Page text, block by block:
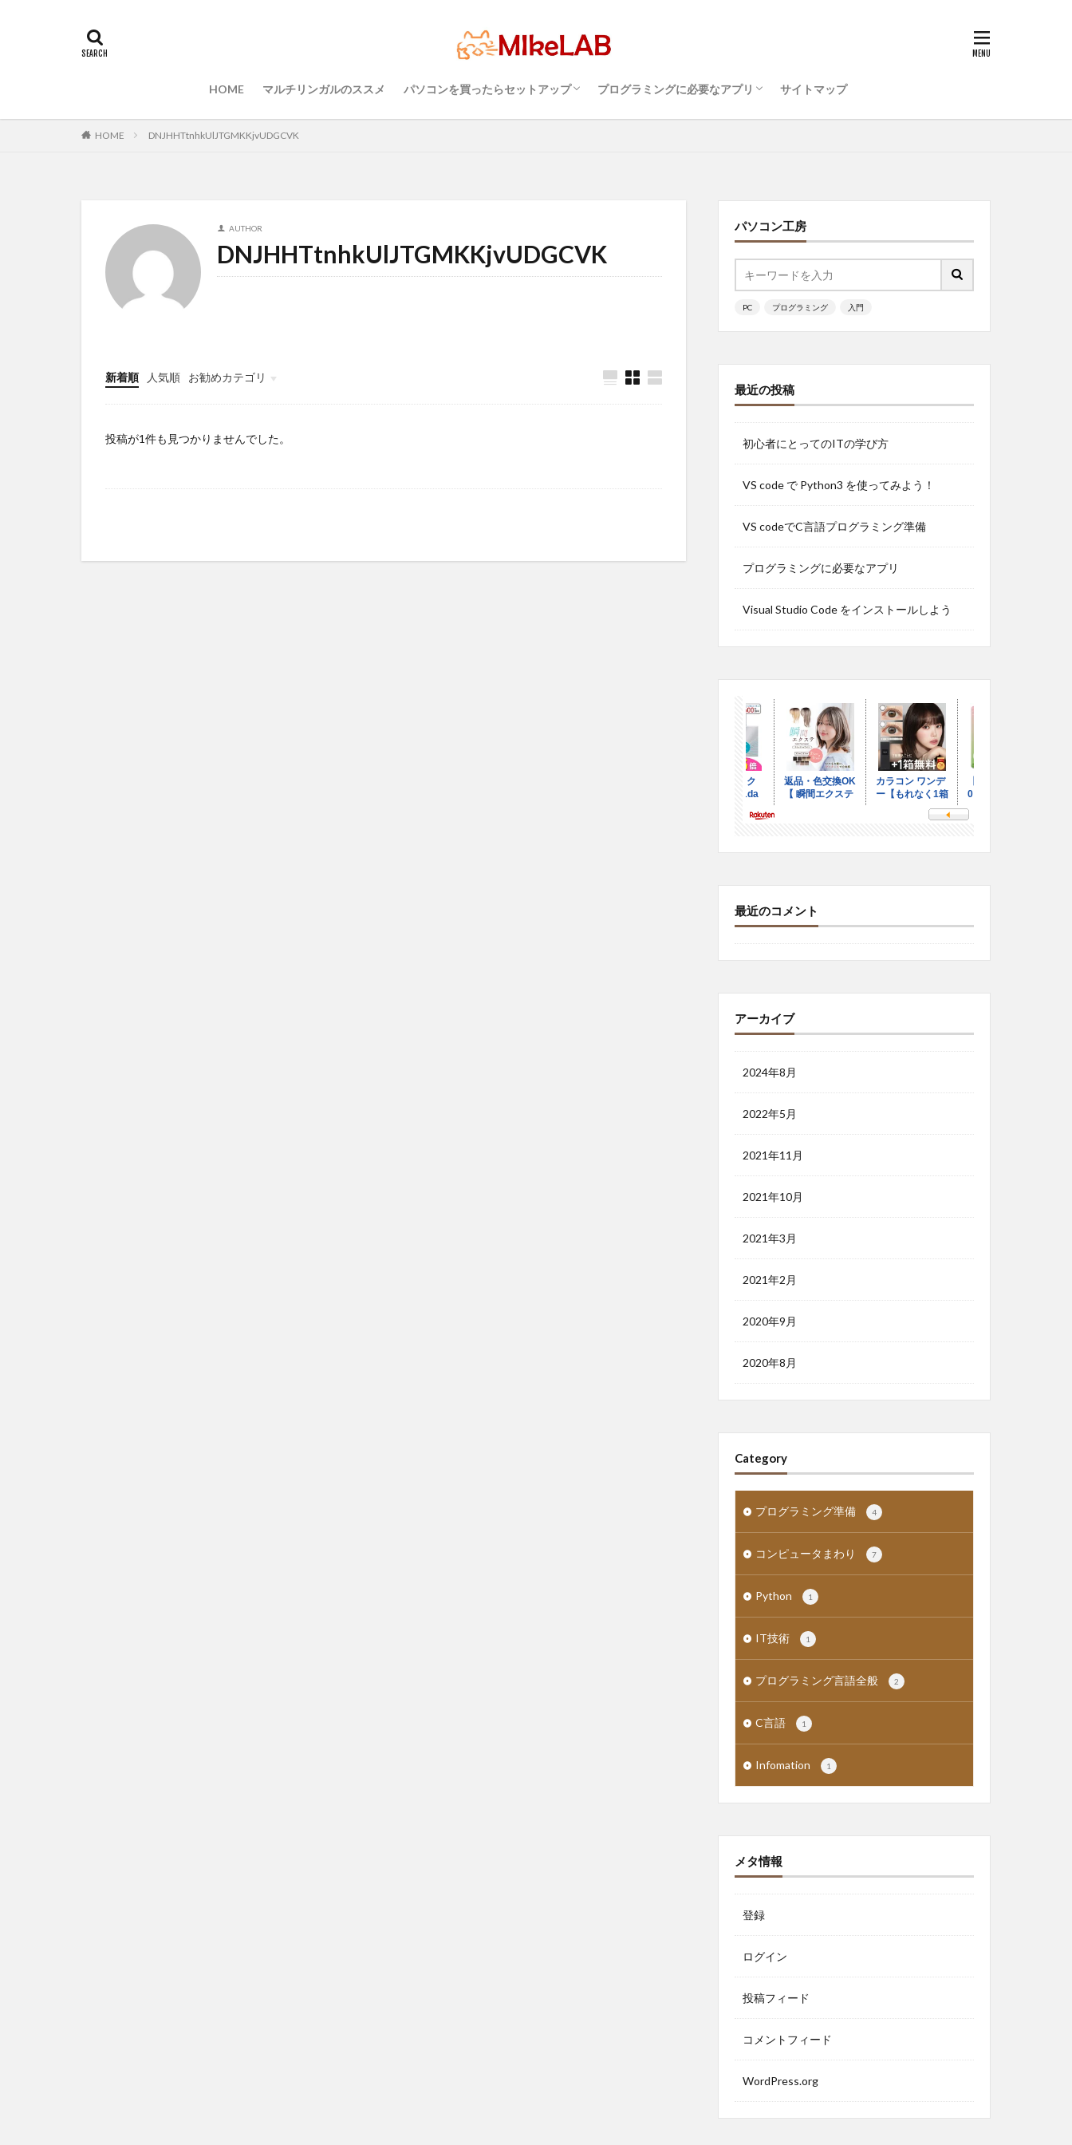
HOME マルチリンガルのススメ パソコンを買ったらセットアップ
超初心者のパソコンの選び方（３）・・・知
超初心者のパソコンの選び方（１）・・・
超初心者のパソコンの選び方（２）・・・快
プログラミングに必要なアプリ
プログラミングを行うためのコンピュータ環
パソコンのセキュリティ対策を行おう
Visual Studio Code をインストールしよう
タッチタイピングとプログラミング ・・・
サイトマップ
HOME DNJHHTtnhkUlJTGMKKjvUDGCVK
AUTHOR
DNJHHTtnhkUlJTGMKKjvUDGCVK
新着順 人気順
お勧めカテゴリ
Infomation
投稿が1件も見つかりませんでした。
パソコン工房
PC プログラミング 入門
最近の投稿
初心者にとってのITの学び方
VS code で Python3 を使ってみよう！
VS codeでC言語プログラミング準備
プログラミングに必要なアプリ
Visual Studio Code をインストールしよう
最近のコメント
アーカイブ
2024年8月
2022年5月
2021年11月
2021年10月
2021年3月
2021年2月
2020年9月
2020年8月
Category
プログラミング準備 4
コンピュータまわり 7
Python 1
IT技術 1
プログラミング言語全般 2
C言語 1
Infomation 1
メタ情報
登録
ログイン
投稿フィード
コメントフィード
WordPress.org
っておこうスペック
Windows？それとも Mac？
適に使うためのPC性能選び 境
めざせブラインドタッチ
セキュリティ対策ソフト Visual Studio Code